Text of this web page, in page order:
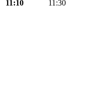
11:10 11:30